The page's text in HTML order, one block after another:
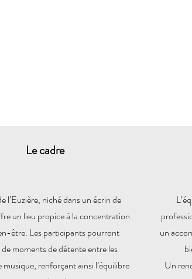
Le cadre
l’Euzière, niché dans un écrin de
un lieu propice à la concentration
être. Les participants pourront
moments de détente entre les
musique, renforçant ainsi l’équilibre
un
Un